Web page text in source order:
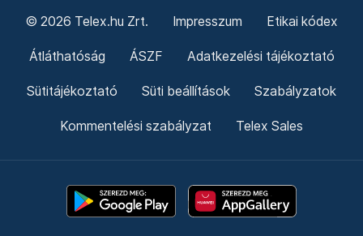
© 2026 Telex.hu Zrt. Impresszum Etikai kódex
Átláthatóság ÁSZF Adatkezelési tájékoztató
Sütitájékoztató Süti beállítások Szabályzatok
Kommentelési szabályzat Telex Sales